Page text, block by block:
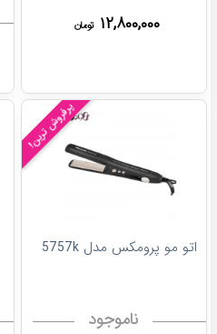
۱۲,۸۰۰,۰۰۰ تومان
پرفروش ترین!
اتو مو پرومکس مدل 5757k
ناموجود